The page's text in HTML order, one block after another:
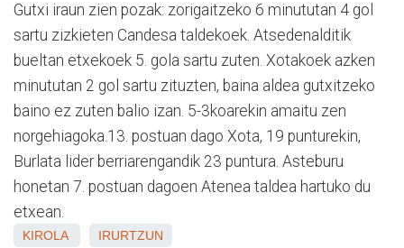
Gutxi iraun zien pozak: zorigaitzeko 6 minututan 4 gol
sartu zizkieten Candesa taldekoek. Atsedenalditik
bueltan etxekoek 5. gola sartu zuten. Xotakoek azken
minututan 2 gol sartu zituzten, baina aldea gutxitzeko
baino ez zuten balio izan. 5-3koarekin amaitu zen
norgehiagoka.13. postuan dago Xota, 19 punturekin,
Burlata lider berriarengandik 23 puntura. Asteburu
honetan 7. postuan dagoen Atenea taldea hartuko du
etxean.
KIROLA IRURTZUN